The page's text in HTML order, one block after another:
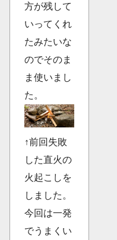
方が残して
いってくれ
たみたいな
のでそのま
ま使いまし
た。
↑前回失敗
した直火の
火起こしを
しました。
今回は一発
でうまくい